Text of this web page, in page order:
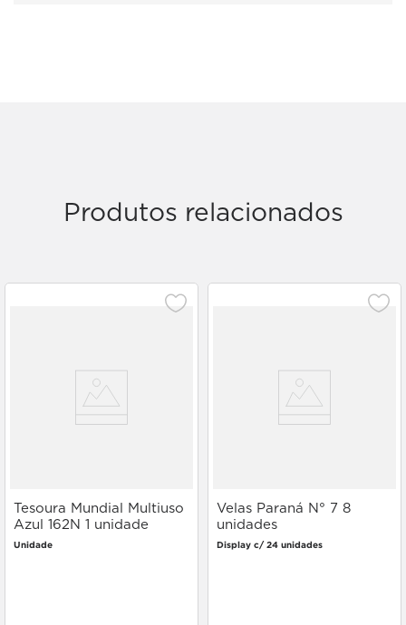
Produtos relacionados
Tesoura Mundial Multiuso
Azul 162N 1 unidade
Unidade
Velas Paraná N° 7 8
unidades
Display c/ 24 unidades